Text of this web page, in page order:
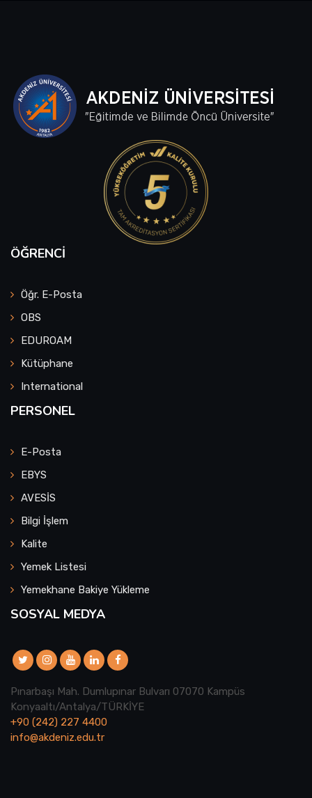
ÖĞRENCI
Öğr. E-Posta
OBS
EDUROAM
Kütüphane
International
PERSONEL
E-Posta
EBYS
AVESİS
Bilgi İşlem
Kalite
Yemek Listesi
Yemekhane Bakiye Yükleme
SOSYAL MEDYA
Pınarbaşı Mah. Dumlupınar Bulvarı 07070 Kampüs
Konyaaltı/Antalya/TÜRKİYE
+90 (242) 227 4400
info@akdeniz.edu.tr